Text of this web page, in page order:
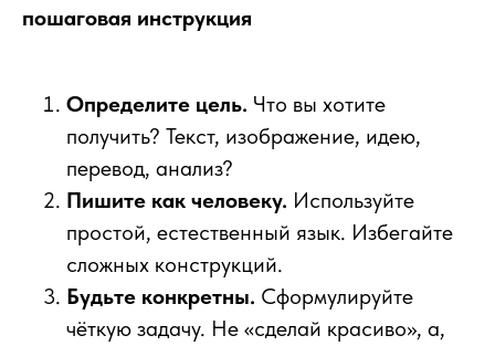
пошаговая инструкция
Определите цель. Что вы хотите
получить? Текст, изображение, идею,
перевод, анализ?
Пишите как человеку. Используйте
простой, естественный язык. Избегайте
сложных конструкций.
Будьте конкретны. Сформулируйте
чёткую задачу. Не «сделай красиво», а,